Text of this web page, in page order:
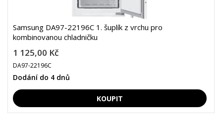
Samsung DA97-22196C 1. šuplík z vrchu pro
kombinovanou chladničku
1 125,00 Kč
DA97-22196C
Dodání do 4 dnů